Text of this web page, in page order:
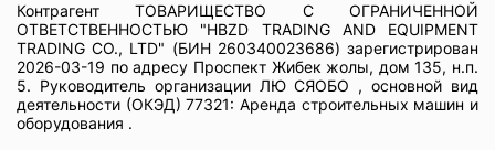
Контрагент ТОВАРИЩЕСТВО С ОГРАНИЧЕННОЙ
ОТВЕТСТВЕННОСТЬЮ "HBZD TRADING AND EQUIPMENT
TRADING CO., LTD" (БИН 260340023686) зарегистрирован
2026-03-19 по адресу Проспект Жибек жолы, дом 135, н.п.
5. Руководитель организации ЛЮ СЯОБО , основной вид
деятельности (ОКЭД) 77321: Аренда строительных машин и
оборудования .